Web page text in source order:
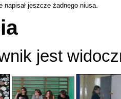
napisał jeszcze żadnego niusa.
jest